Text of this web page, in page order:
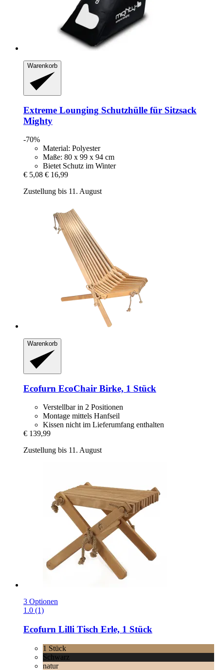
Warenkorb
Extreme Lounging Schutzhülle für Sitzsack
Mighty
-70%
Material: Polyester
Maße: 80 x 99 x 94 cm
Bietet Schutz im Winter
€ 5,08 € 16,99
Zustellung bis 11. August
Warenkorb
Ecofurn EcoChair Birke, 1 Stück
Verstellbar in 2 Positionen
Montage mittels Hanfseil
Kissen nicht im Lieferumfang enthalten
€ 139,99
Zustellung bis 11. August
3 Optionen
1.0 (1)
Ecofurn Lilli Tisch Erle, 1 Stück
1 Stück
Schwarz
natur